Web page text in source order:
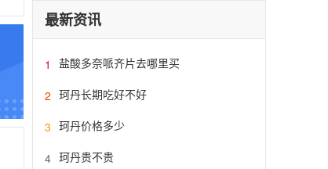
最新资讯
1 盐酸多奈哌齐片去哪里买
2 珂丹长期吃好不好
3 珂丹价格多少
4 珂丹贵不贵